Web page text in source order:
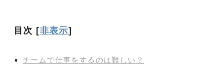
目次 [非表示]
チームで仕事をするのは難しい？